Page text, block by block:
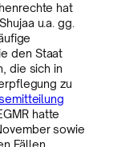
hat
u.a. gg.
den Staat
die sich in
zu
hatte
sowie